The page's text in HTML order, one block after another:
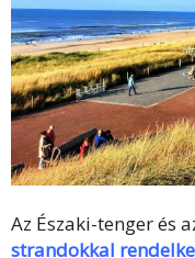
Az Északi-tenger és
strandokkal